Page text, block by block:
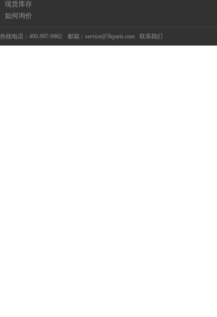
现货库存
如何询价
热线电话：400-997-9962 邮箱：service@5kparts.com 联系我们